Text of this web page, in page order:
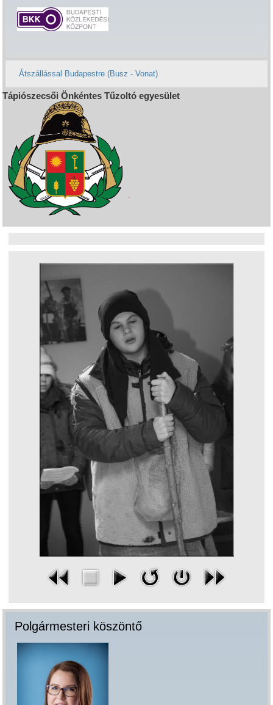
Átszállással Budapestre (Busz - Vonat)
Tápiószecsői Önkéntes Tűzoltó egyesület
Polgármesteri köszöntő